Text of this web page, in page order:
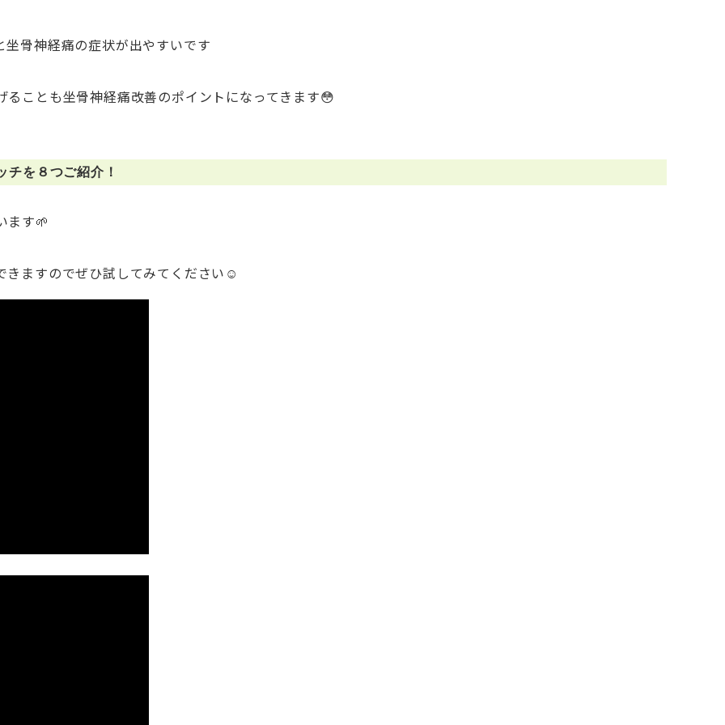
骨神経痛の症状が出やすいです
ことも坐骨神経痛改善のポイントになってきます😳
チを８つご紹介！
ます🌱
きますのでぜひ試してみてください☺️